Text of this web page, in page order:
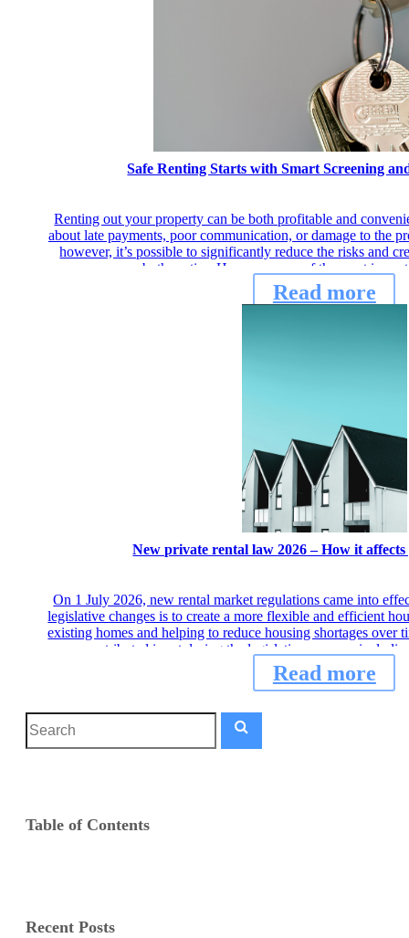
Safe Renting Starts with Smart Screening
Renting out your property can be both profitable and
about late payments, poor communication, or damage to the
however, it’s possible to significantly reduce the risks and
both parties. Here are some of the most
Read more
New private rental law 2026 – How it
On 1 July 2026, new rental market regulations came into
legislative changes is to create a more flexible and efficient
existing homes and helping to reduce housing shortages over
contributed input during the legislative process,
Read more
Table of Contents
Recent Posts